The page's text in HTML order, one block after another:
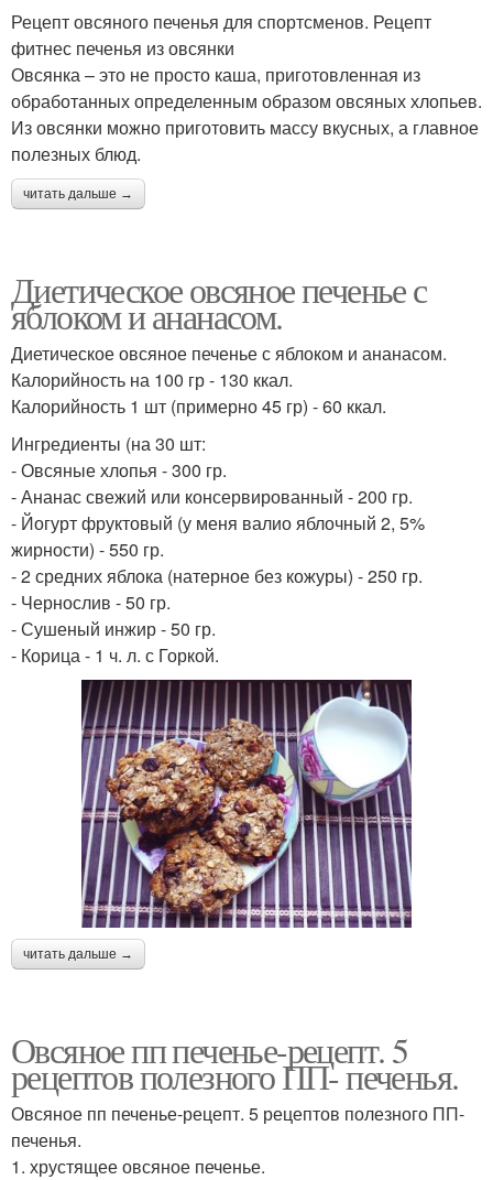
Рецепт овсяного печенья для спортсменов. Рецепт
фитнес печенья из овсянки
Овсянка – это не просто каша, приготовленная из
обработанных определенным образом овсяных хлопьев.
Из овсянки можно приготовить массу вкусных, а главное
полезных блюд.
читать дальше →
Диетическое овсяное печенье с
яблоком и ананасом.
Диетическое овсяное печенье с яблоком и ананасом.
Калорийность на 100 гр - 130 ккал.
Калорийность 1 шт (примерно 45 гр) - 60 ккал.
Ингредиенты (на 30 шт:
- Овсяные хлопья - 300 гр.
- Ананас свежий или консервированный - 200 гр.
- Йогурт фруктовый (у меня валио яблочный 2, 5%
жирности) - 550 гр.
- 2 средних яблока (натерное без кожуры) - 250 гр.
- Чернослив - 50 гр.
- Сушеный инжир - 50 гр.
- Корица - 1 ч. л. с Горкой.
читать дальше →
Овсяное пп печенье-рецепт. 5
рецептов полезного ПП- печенья.
Овсяное пп печенье-рецепт. 5 рецептов полезного ПП-
печенья.
1. хрустящее овсяное печенье.